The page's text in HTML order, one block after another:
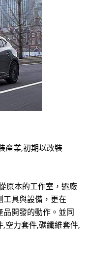
產業,初期以改裝
原本的工作室，遷廠
工具與設備，更在
品開發的動作。並同
空力套件,碳纖維套件,